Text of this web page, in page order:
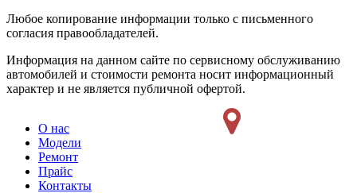
Любое копирование информации только с письменного
согласия правообладателей.
Информация на данном сайте по сервисному обслуживанию
автомобилей и стоимости ремонта носит информационный
характер и не является публичной офертой.
О нас
Модели
Ремонт
Прайс
Контакты